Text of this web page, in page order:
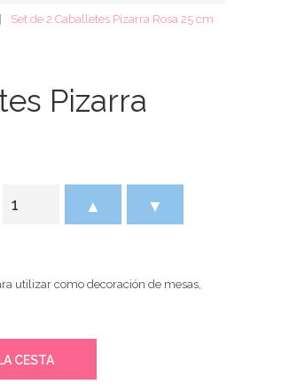
Set de 2 Caballetes Pizarra Rosa 25 cm
Pizarra
▲ ▼
utilizar como decoración de mesas,
CESTA